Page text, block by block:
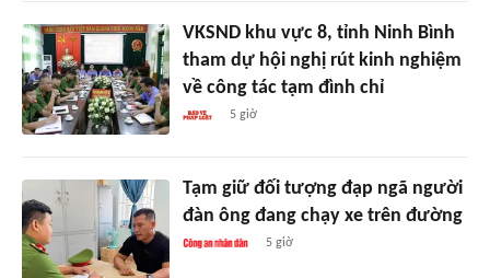
VKSND khu vực 8, tỉnh Ninh Bình
tham dự hội nghị rút kinh nghiệm
về công tác tạm đình chỉ
5 giờ
Tạm giữ đối tượng đạp ngã người
đàn ông đang chạy xe trên đường
5 giờ